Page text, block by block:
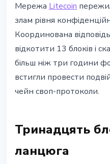
Litecoin
першого зламу
крос-чейн свопи
26 квітня 2026 р.4 хв
Наталія Дорофєєва
Мережа Litecoin
злам рівня
Координована
відкотити 13 блоків і
більш ніж три години
встигли провести
чейн своп-протоколи.
Тринадцять
ланцюга